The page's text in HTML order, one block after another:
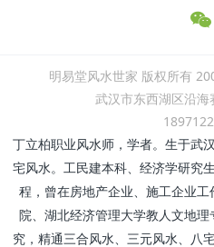
明易堂风水世家 版权所有
武汉市东西湖区沿海
丁立柏职业风水师，学者。生于武
宅风水。工民建本科、经济学研究
程，曾在房地产企业、施工企业
院、湖北经济管理大学教人文地
究，精通三合风水、三元风水、八